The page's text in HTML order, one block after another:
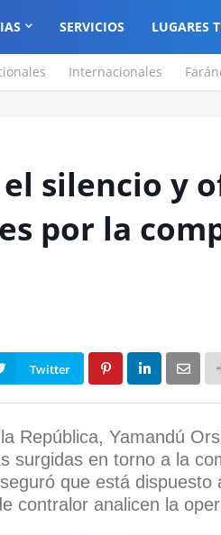
SERVICIOS LUGARES
Internacionales
silencio y
por la
Twitter
República, Yamandú
surgidas en torno a la
que está
contralor analicen la